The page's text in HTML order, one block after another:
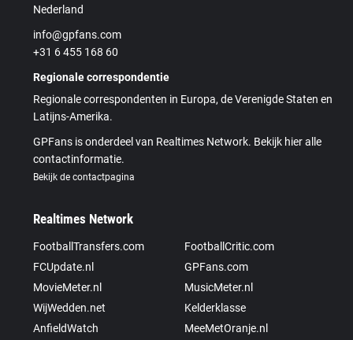
Nederland
info@gpfans.com
+31 6 455 168 60
Regionale correspondentie
Regionale correspondenten in Europa, de Verenigde Staten en
Latijns-Amerika.
GPFans is onderdeel van Realtimes Network. Bekijk hier alle
contactinformatie.
Bekijk de contactpagina
Realtimes Network
FootballTransfers.com
FootballCritic.com
FCUpdate.nl
GPFans.com
MovieMeter.nl
MusicMeter.nl
WijWedden.net
Kelderklasse
AnfieldWatch
MeeMetOranje.nl